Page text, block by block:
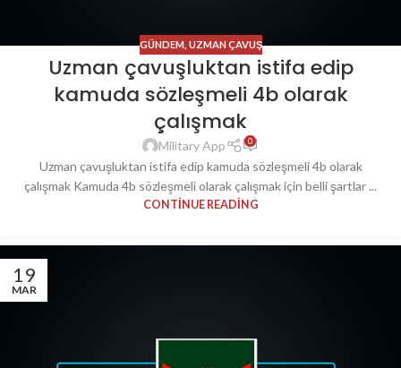
GÜNDEM UZMAN ÇAVUŞ
Uzman çavuşluktan istifa edip
kamuda sözleşmeli 4b olarak
çalışmak
Military App 0
Uzman çavuşluktan istifa edip kamuda sözleşmeli 4b olarak
çalışmak Kamuda 4b sözleşmeli olarak çalışmak için belli şartlar ...
CONTINUE READING
19
MAR